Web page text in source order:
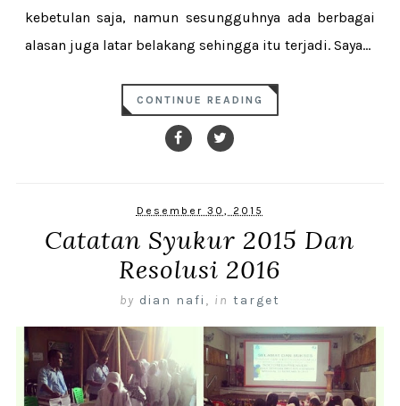
kebetulan saja, namun sesungguhnya ada berbagai
alasan juga latar belakang sehingga itu terjadi. Saya...
CONTINUE READING
Desember 30, 2015
Catatan Syukur 2015 Dan
Resolusi 2016
by dian nafi , in target